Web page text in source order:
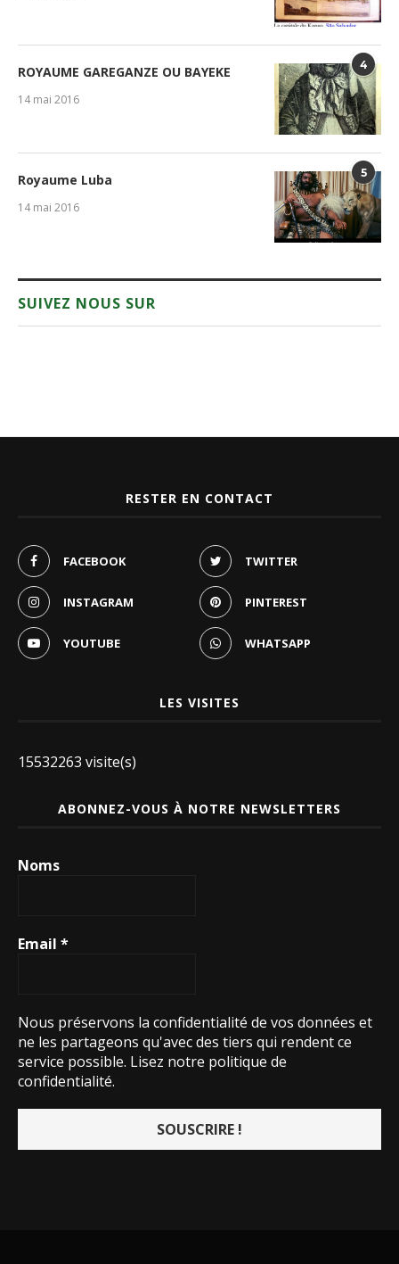
4
ROYAUME GAREGANZE OU BAYEKE
14 mai 2016
5
Royaume Luba
14 mai 2016
SUIVEZ NOUS SUR
RESTER EN CONTACT
FACEBOOK TWITTER
INSTAGRAM PINTEREST
YOUTUBE WHATSAPP
LES VISITES
15532263 visite(s)
ABONNEZ-VOUS À NOTRE NEWSLETTERS
Noms
Email *
Nous préservons la confidentialité de vos données et
ne les partageons qu'avec des tiers qui rendent ce
service possible. Lisez notre politique de
confidentialité.